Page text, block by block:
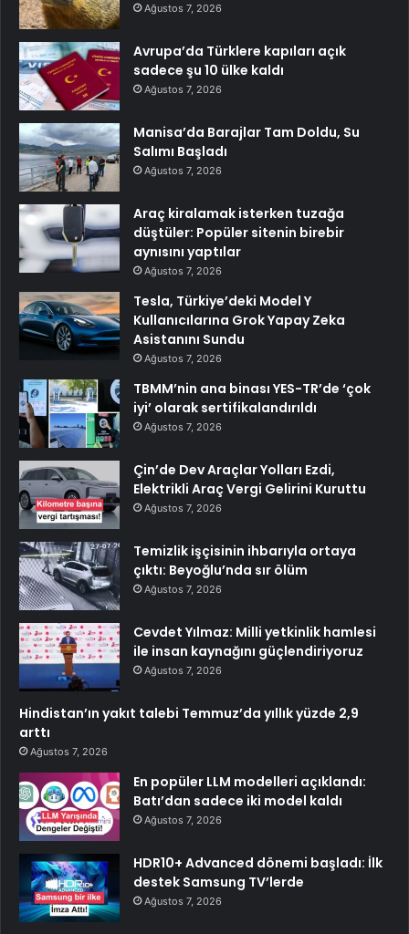
Ağustos 7, 2026
Avrupa’da Türklere kapıları açık
sadece şu 10 ülke kaldı
Ağustos 7, 2026
Manisa’da Barajlar Tam Doldu, Su
Salımı Başladı
Ağustos 7, 2026
Araç kiralamak isterken tuzağa
düştüler: Popüler sitenin birebir
aynısını yaptılar
Ağustos 7, 2026
Tesla, Türkiye’deki Model Y
Kullanıcılarına Grok Yapay Zeka
Asistanını Sundu
Ağustos 7, 2026
TBMM’nin ana binası YES-TR’de ‘çok
iyi’ olarak sertifikalandırıldı
Ağustos 7, 2026
Çin’de Dev Araçlar Yolları Ezdi,
Elektrikli Araç Vergi Gelirini Kuruttu
Ağustos 7, 2026
Temizlik işçisinin ihbarıyla ortaya
çıktı: Beyoğlu’nda sır ölüm
Ağustos 7, 2026
Cevdet Yılmaz: Milli yetkinlik hamlesi
ile insan kaynağını güçlendiriyoruz
Ağustos 7, 2026
Hindistan’ın yakıt talebi Temmuz’da yıllık yüzde 2,9
arttı
Ağustos 7, 2026
En popüler LLM modelleri açıklandı:
Batı’dan sadece iki model kaldı
Ağustos 7, 2026
HDR10+ Advanced dönemi başladı: İlk
destek Samsung TV’lerde
Ağustos 7, 2026